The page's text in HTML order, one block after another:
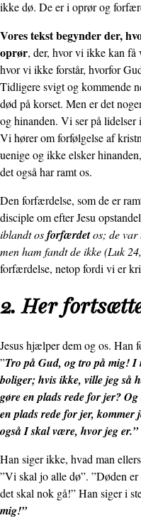
ikke dø. De er i oprør og
Vores tekst begynder der,
oprør, der, hvor vi ikke kan få
hvor vi ikke forstår, hvorfor
Tidligere svigt og kommende
død på korset. Men er det
og hinanden. Vi ser på
Vi hører om forfølgelse af
uenige og ikke elsker
det også har ramt os.
Den forfærdelse, som de er
disciple om efter Jesu
iblandt osforfærdetos; de var
men ham fandt de ikke (Luk
forfærdelse, netop fordi vi er
2. Her
Jesus hjælper dem og os. Han
”Tro på Gud, og tro på mig! I
boliger; hvis ikke, ville jeg så
gøre en plads rede for jer?
en plads rede for jer,
også I skal være, hvor jeg er.”
Han siger ikke, hvad man
”Vi skal jo alle dø”. ”Døden
det skal nok gå!” Han siger i
mig!”